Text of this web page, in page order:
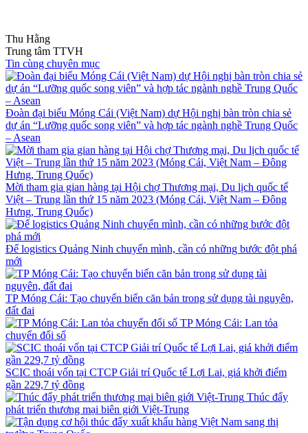
Thu Hằng
Trung tâm TTVH
Tin cùng chuyên mục
Đoàn đại biểu Móng Cái (Việt Nam) dự Hội nghị bàn tròn chia sẻ
dự án “Lưỡng quốc song viên” và hợp tác ngành nghề Trung Quốc
– Asean
Mời tham gia gian hàng tại Hội chợ Thương mại, Du lịch quốc tế
Việt – Trung lần thứ 15 năm 2023 (Móng Cái, Việt Nam – Đông
Hưng, Trung Quốc)
Để logistics Quảng Ninh chuyển mình, cần có những bước đột phá
mới
TP Móng Cái: Tạo chuyển biến căn bản trong sử dụng tài nguyên,
đất đai
TP Móng Cái: Lan tỏa
chuyển đổi số
SCIC thoái vốn tại CTCP Giải trí Quốc tế Lợi Lai, giá khởi điểm
gần 229,7 tỷ đồng
Thúc đẩy
phát triển thương mại biên giới Việt-Trung